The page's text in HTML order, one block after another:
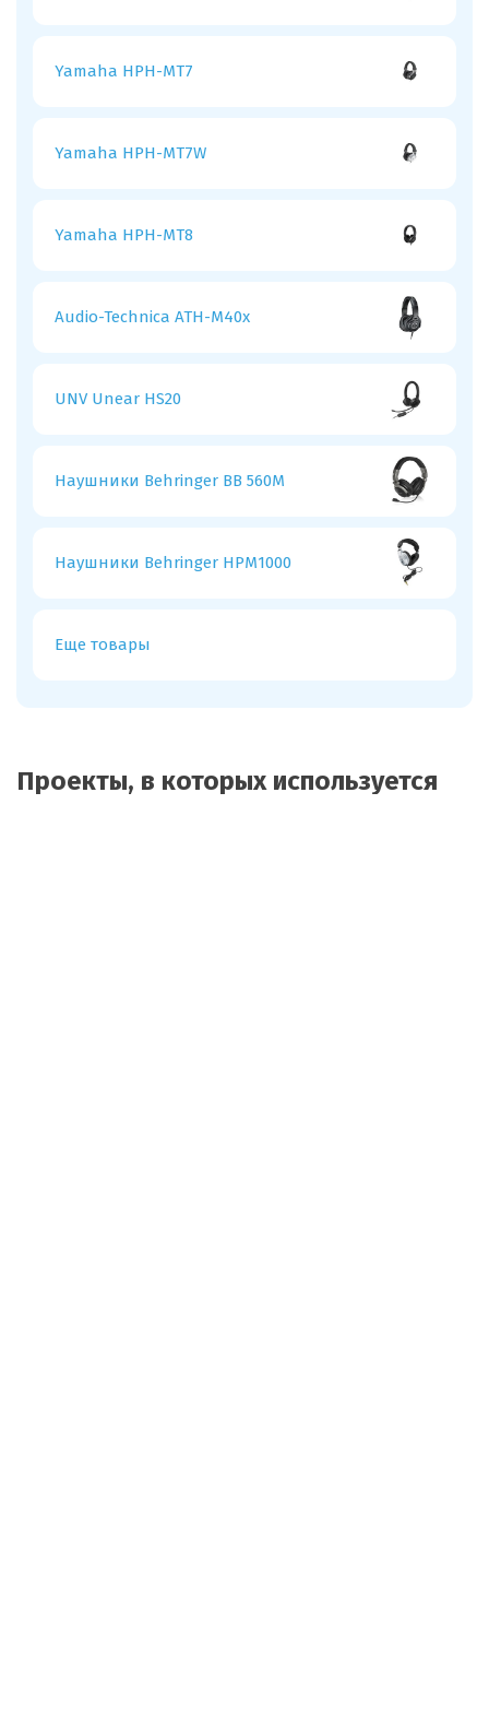
Yamaha HPH-MT7
Yamaha HPH-MT7W
Yamaha HPH-MT8
Audio-Technica ATH-M40x
UNV Unear HS20
Наушники Behringer BB 560M
Наушники Behringer HPM1000
Еще товары
Проекты, в которых используется